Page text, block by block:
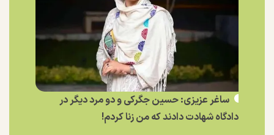
ساغر عزیزی: حسین جگرکی و دو مرد دیگر در
دادگاه شهادت دادند که من زنا کردم!